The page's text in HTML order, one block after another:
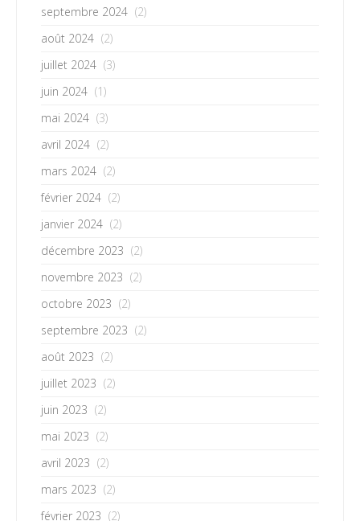
septembre 2024 (2)
août 2024 (2)
juillet 2024 (3)
juin 2024 (1)
mai 2024 (3)
avril 2024 (2)
mars 2024 (2)
février 2024 (2)
janvier 2024 (2)
décembre 2023 (2)
novembre 2023 (2)
octobre 2023 (2)
septembre 2023 (2)
août 2023 (2)
juillet 2023 (2)
juin 2023 (2)
mai 2023 (2)
avril 2023 (2)
mars 2023 (2)
février 2023 (2)